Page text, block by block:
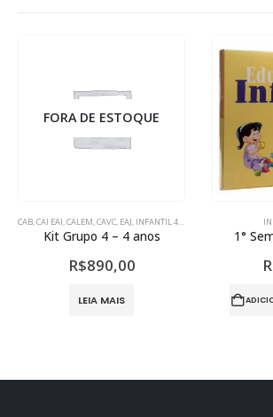
4 ANOS
Mundo Tem
INFANTIL 4 ANOS
1° Semestre – 4 anos
ADICIONAR AO CARRINHO